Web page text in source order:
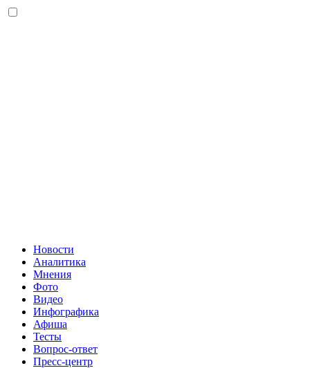
Новости
Аналитика
Мнения
Фото
Видео
Инфографика
Афиша
Тесты
Вопрос-ответ
Пресс-центр